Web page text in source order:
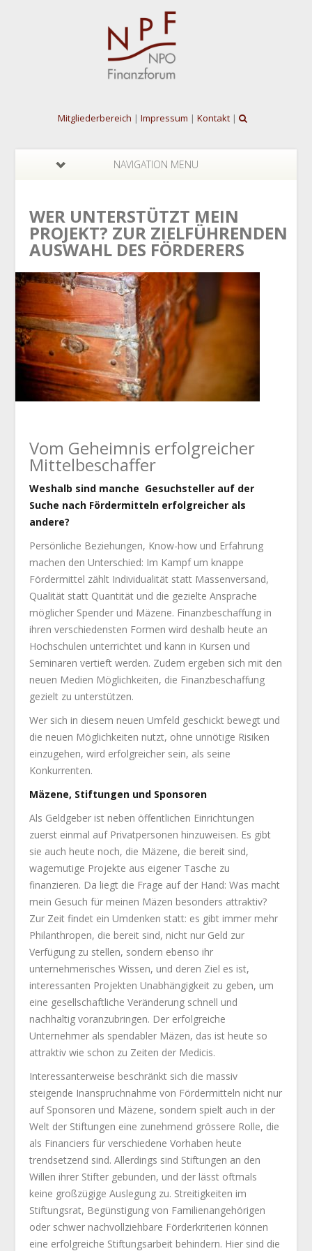
Mitgliederbereich | Impressum | Kontakt|
NAVIGATION MENU
WER UNTERSTÜTZT MEIN
PROJEKT? ZUR ZIELFÜHRENDEN
AUSWAHL DES FÖRDERERS
Vom Geheimnis erfolgreicher
Mittelbeschaffer
Weshalb sind manche Gesuchsteller auf der
Suche nach Fördermitteln erfolgreicher als
andere?
Persönliche Beziehungen, Know-how und Erfahrung
machen den Unterschied: Im Kampf um knappe
Fördermittel zählt Individualität statt Massenversand,
Qualität statt Quantität und die gezielte Ansprache
möglicher Spender und Mäzene. Finanzbeschaffung in
ihren verschiedensten Formen wird deshalb heute an
Hochschulen unterrichtet und kann in Kursen und
Seminaren vertieft werden. Zudem ergeben sich mit den
neuen Medien Möglichkeiten, die Finanzbeschaffung
gezielt zu unterstützen.
Wer sich in diesem neuen Umfeld geschickt bewegt und
die neuen Möglichkeiten nutzt, ohne unnötige Risiken
einzugehen, wird erfolgreicher sein, als seine
Konkurrenten.
Mäzene, Stiftungen und Sponsoren
Als Geldgeber ist neben öffentlichen Einrichtungen
zuerst einmal auf Privatpersonen hinzuweisen. Es gibt
sie auch heute noch, die Mäzene, die bereit sind,
wagemutige Projekte aus eigener Tasche zu
finanzieren. Da liegt die Frage auf der Hand: Was macht
mein Gesuch für meinen Mäzen besonders attraktiv?
Zur Zeit findet ein Umdenken statt: es gibt immer mehr
Philanthropen, die bereit sind, nicht nur Geld zur
Verfügung zu stellen, sondern ebenso ihr
unternehmerisches Wissen, und deren Ziel es ist,
interessanten Projekten Unabhängigkeit zu geben, um
eine gesellschaftliche Veränderung schnell und
nachhaltig voranzubringen. Der erfolgreiche
Unternehmer als spendabler Mäzen, das ist heute so
attraktiv wie schon zu Zeiten der Medicis.
Interessanterweise beschränkt sich die massiv
steigende Inanspruchnahme von Fördermitteln nicht nur
auf Sponsoren und Mäzene, sondern spielt auch in der
Welt der Stiftungen eine zunehmend grössere Rolle, die
als Financiers für verschiedene Vorhaben heute
trendsetzend sind. Allerdings sind Stiftungen an den
Willen ihrer Stifter gebunden, und der lässt oftmals
keine großzügige Auslegung zu. Streitigkeiten im
Stiftungsrat, Begünstigung von Familienangehörigen
oder schwer nachvollziehbare Förderkriterien können
eine erfolgreiche Stiftungsarbeit behindern. Hier sind die